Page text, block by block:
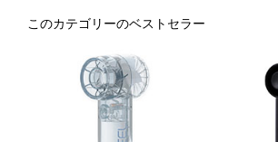
このカテゴリーのベストセラー